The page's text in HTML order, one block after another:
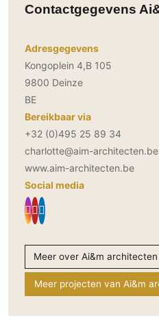
Contactgegevens
Adresgegevens
Kongoplein 4,B 105
9800 Deinze
BE
Bereikbaar via
+32 (0)495 25 89 34
charlotte@aim-architecten.be
www.aim-architecten.be
Social media
Meer over Ai&m architecten
Meer projecten van Ai&m